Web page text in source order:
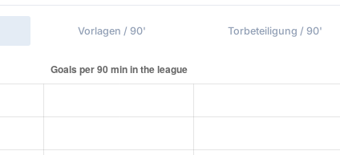
Vorlagen / 90' Torbeteiligung / 90'